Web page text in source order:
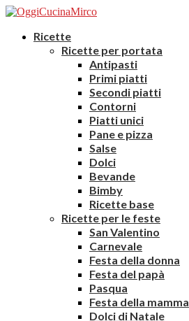
Ricette
Ricette per portata
Antipasti
Primi piatti
Secondi piatti
Contorni
Piatti unici
Pane e pizza
Salse
Dolci
Bevande
Bimby
Ricette base
Ricette per le feste
San Valentino
Carnevale
Festa della donna
Festa del papà
Pasqua
Festa della mamma
Dolci di Natale